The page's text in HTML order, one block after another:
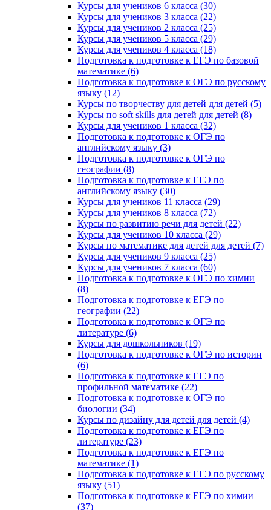
Курсы для учеников 6 класса (30)
Курсы для учеников 3 класса (22)
Курсы для учеников 2 класса (25)
Курсы для учеников 5 класса (29)
Курсы для учеников 4 класса (18)
Подготовка к подготовке к ЕГЭ по базовой
математике (6)
Подготовка к подготовке к ОГЭ по русскому
языку (12)
Курсы по творчеству для детей для детей (5)
Курсы по soft skills для детей для детей (8)
Курсы для учеников 1 класса (32)
Подготовка к подготовке к ОГЭ по
английскому языку (3)
Подготовка к подготовке к ОГЭ по
географии (8)
Подготовка к подготовке к ЕГЭ по
английскому языку (30)
Курсы для учеников 11 класса (29)
Курсы для учеников 8 класса (72)
Курсы по развитию речи для детей (22)
Курсы для учеников 10 класса (29)
Курсы по математике для детей для детей (7)
Курсы для учеников 9 класса (25)
Курсы для учеников 7 класса (60)
Подготовка к подготовке к ОГЭ по химии
(8)
Подготовка к подготовке к ЕГЭ по
географии (22)
Подготовка к подготовке к ОГЭ по
литературе (6)
Курсы для дошкольников (19)
Подготовка к подготовке к ОГЭ по истории
(6)
Подготовка к подготовке к ЕГЭ по
профильной математике (22)
Подготовка к подготовке к ОГЭ по
биологии (34)
Курсы по дизайну для детей для детей (4)
Подготовка к подготовке к ЕГЭ по
литературе (23)
Подготовка к подготовке к ЕГЭ по
математике (1)
Подготовка к подготовке к ЕГЭ по русскому
языку (51)
Подготовка к подготовке к ЕГЭ по химии
(37)